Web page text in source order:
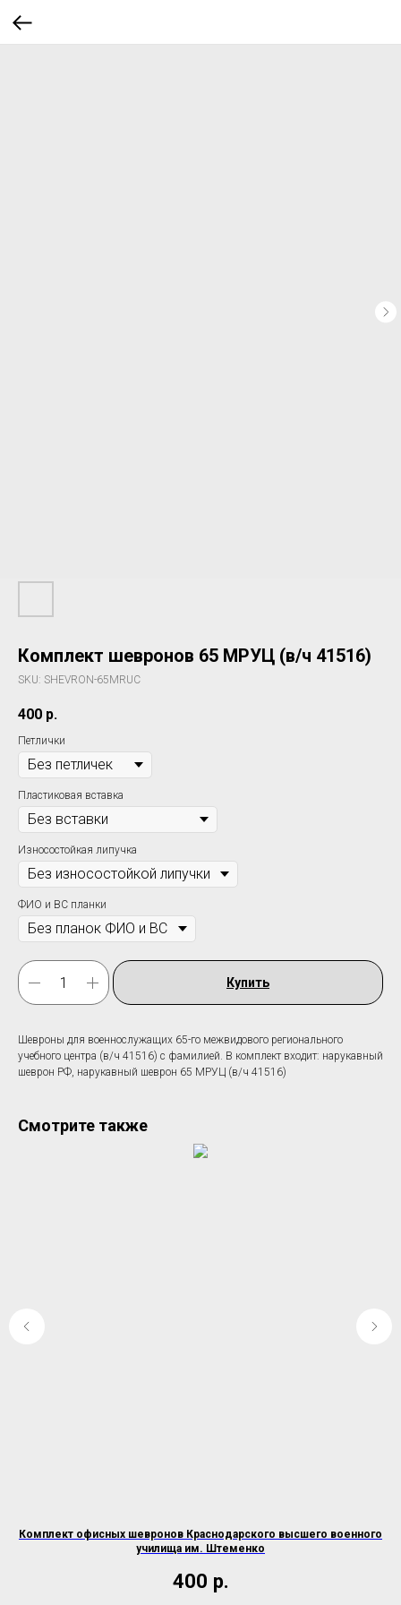
Комплект шевронов 65 МРУЦ (в/ч 41516)
SKU: SHEVRON-65MRUC
400 р.
Петлички
Пластиковая вставка
Износостойкая липучка
ФИО и ВС планки
Купить
Шевроны для военнослужащих 65-го межвидового регионального
учебного центра (в/ч 41516) c фамилией. В комплект входит: нарукавный
шеврон РФ, нарукавный шеврон 65 МРУЦ (в/ч 41516)
Смотрите также
Комплект офисных шевронов Краснодарского высшего военного
училища им. Штеменко
400 р.